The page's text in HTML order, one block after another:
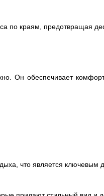
по краям, предотвращая
Он обеспечивает
что является ключевым